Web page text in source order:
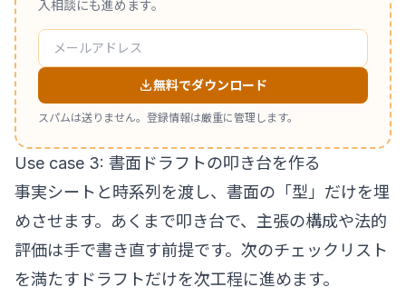
入相談にも進めます。
無料でダウンロード
スパムは送りません。登録情報は厳重に管理します。
Use case 3: 書面ドラフトの叩き台を作る
事実シートと時系列を渡し、書面の「型」だけを埋
めさせます。あくまで叩き台で、主張の構成や法的
評価は手で書き直す前提です。次のチェックリスト
を満たすドラフトだけを次工程に進めます。